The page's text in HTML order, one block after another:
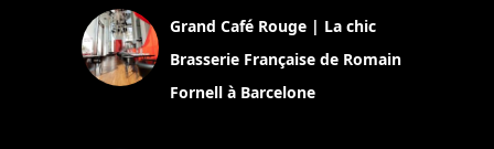
Grand Café Rouge | La chic
Brasserie Française de Romain
Fornell à Barcelone